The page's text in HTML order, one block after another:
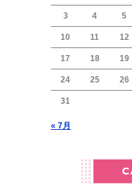
3 4 5
10 11 12
17 18 19
24 25 26
31
« 7月